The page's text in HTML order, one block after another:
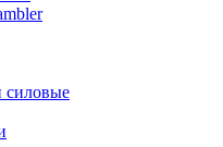
силовые